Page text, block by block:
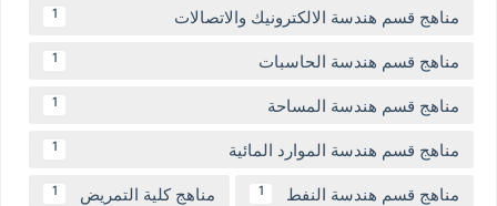
مناهج قسم هندسة الالكترونيك والاتصالات 1
مناهج قسم هندسة الحاسبات 1
مناهج قسم هندسة المساحة 1
مناهج قسم هندسة الموارد المائية 1
مناهج قسم هندسة النفط 1 مناهج كلية التمريض 1